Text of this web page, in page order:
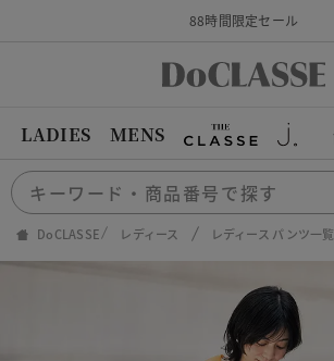
88時間限定セール
LADIES MENS
DoCLASSE レディース レディース パンツ一覧